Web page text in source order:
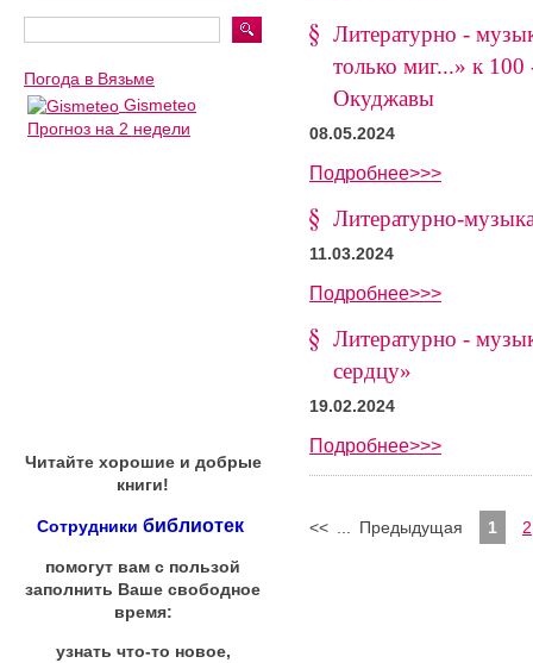
Литературно -
только миг...» к
Окуджавы
08.05.2024
Подробнее>>>
Литературно-
11.03.2024
Подробнее>>>
Литературно -
сердцу»
19.02.2024
Подробнее>>>
<< Предыдущая 1 2
Погода в Вязьме
Gismeteo
Прогноз на 2 недели
Читайте хорошие и добрые
книги!
Сотрудники библиотек
помогут вам с пользой
заполнить Ваше свободное
время:
узнать что-то новое,